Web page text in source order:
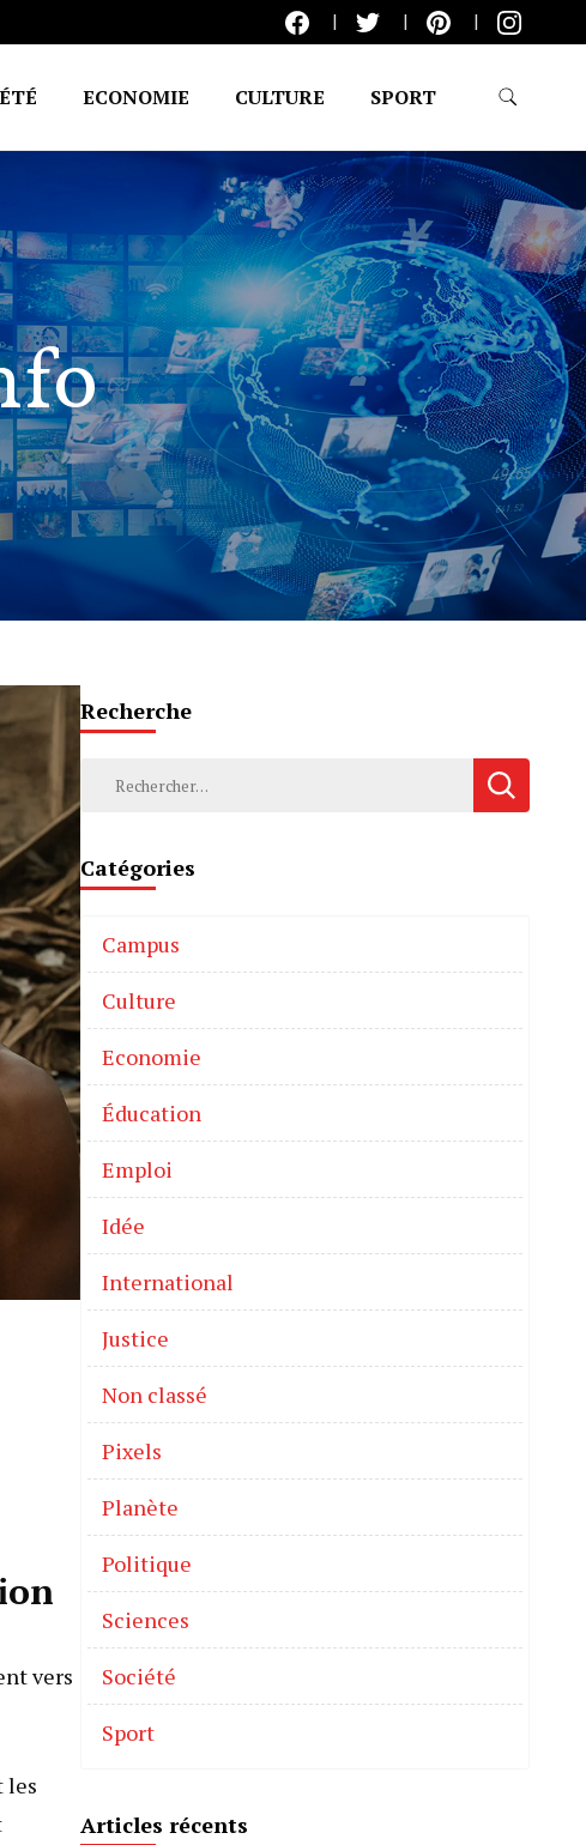
ECONOMIE CULTURE SPORT
vers
les
Recherche
Catégories
Campus
Culture
Economie
Éducation
Emploi
Idée
International
Justice
Non classé
Pixels
Planète
Politique
Sciences
Société
Sport
Articles récents